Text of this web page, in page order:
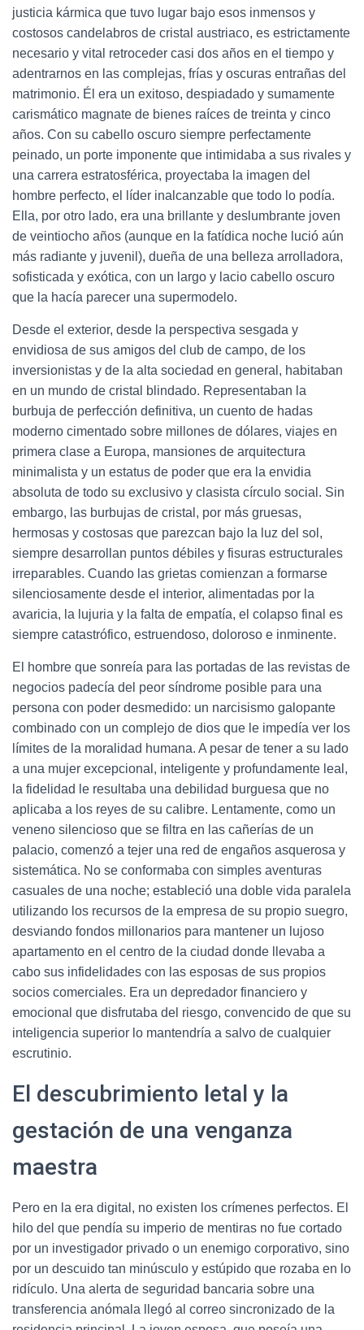
justicia kármica que tuvo lugar bajo esos inmensos y
costosos candelabros de cristal austriaco, es estrictamente
necesario y vital retroceder casi dos años en el tiempo y
adentrarnos en las complejas, frías y oscuras entrañas del
matrimonio. Él era un exitoso, despiadado y sumamente
carismático magnate de bienes raíces de treinta y cinco
años. Con su cabello oscuro siempre perfectamente
peinado, un porte imponente que intimidaba a sus rivales y
una carrera estratosférica, proyectaba la imagen del
hombre perfecto, el líder inalcanzable que todo lo podía.
Ella, por otro lado, era una brillante y deslumbrante joven
de veintiocho años (aunque en la fatídica noche lució aún
más radiante y juvenil), dueña de una belleza arrolladora,
sofisticada y exótica, con un largo y lacio cabello oscuro
que la hacía parecer una supermodelo.
Desde el exterior, desde la perspectiva sesgada y
envidiosa de sus amigos del club de campo, de los
inversionistas y de la alta sociedad en general, habitaban
en un mundo de cristal blindado. Representaban la
burbuja de perfección definitiva, un cuento de hadas
moderno cimentado sobre millones de dólares, viajes en
primera clase a Europa, mansiones de arquitectura
minimalista y un estatus de poder que era la envidia
absoluta de todo su exclusivo y clasista círculo social. Sin
embargo, las burbujas de cristal, por más gruesas,
hermosas y costosas que parezcan bajo la luz del sol,
siempre desarrollan puntos débiles y fisuras estructurales
irreparables. Cuando las grietas comienzan a formarse
silenciosamente desde el interior, alimentadas por la
avaricia, la lujuria y la falta de empatía, el colapso final es
siempre catastrófico, estruendoso, doloroso e inminente.
El hombre que sonreía para las portadas de las revistas de
negocios padecía del peor síndrome posible para una
persona con poder desmedido: un narcisismo galopante
combinado con un complejo de dios que le impedía ver los
límites de la moralidad humana. A pesar de tener a su lado
a una mujer excepcional, inteligente y profundamente leal,
la fidelidad le resultaba una debilidad burguesa que no
aplicaba a los reyes de su calibre. Lentamente, como un
veneno silencioso que se filtra en las cañerías de un
palacio, comenzó a tejer una red de engaños asquerosa y
sistemática. No se conformaba con simples aventuras
casuales de una noche; estableció una doble vida paralela
utilizando los recursos de la empresa de su propio suegro,
desviando fondos millonarios para mantener un lujoso
apartamento en el centro de la ciudad donde llevaba a
cabo sus infidelidades con las esposas de sus propios
socios comerciales. Era un depredador financiero y
emocional que disfrutaba del riesgo, convencido de que su
inteligencia superior lo mantendría a salvo de cualquier
escrutinio.
El descubrimiento letal y la
gestación de una venganza
maestra
Pero en la era digital, no existen los crímenes perfectos. El
hilo del que pendía su imperio de mentiras no fue cortado
por un investigador privado o un enemigo corporativo, sino
por un descuido tan minúsculo y estúpido que rozaba en lo
ridículo. Una alerta de seguridad bancaria sobre una
transferencia anómala llegó al correo sincronizado de la